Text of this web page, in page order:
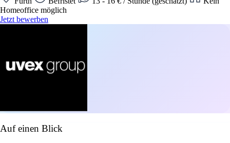
Homeoffice möglich
Jetzt bewerben
Auf einen Blick